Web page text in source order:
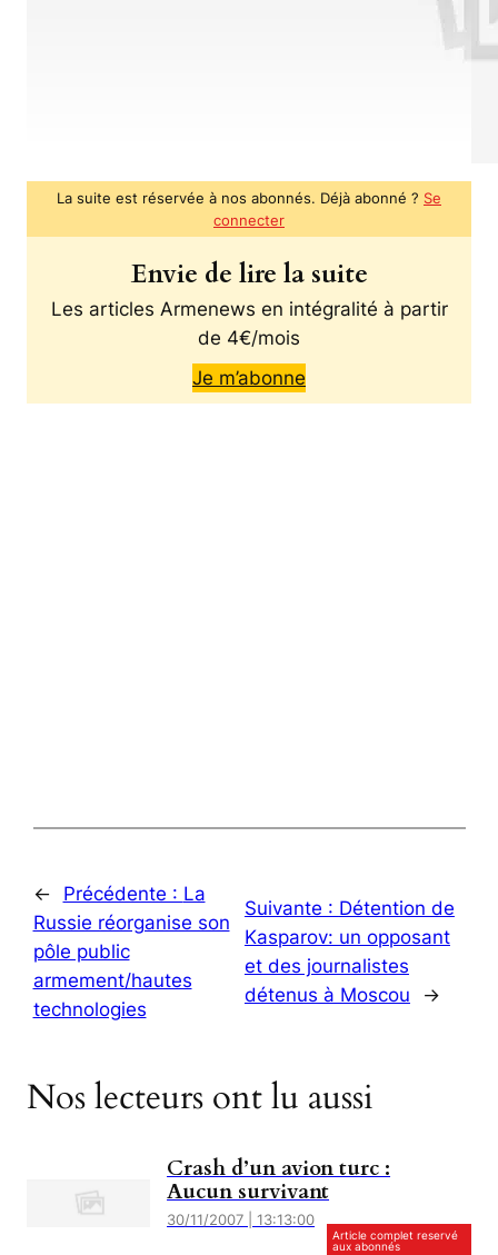
La suite est réservée à nos abonnés. Déjà abonné ? Se
connecter
Envie de lire la suite
Les articles Armenews en intégralité à partir
de 4€/mois
Je m’abonne
← Précédente : La
Russie réorganise son
pôle public
armement/hautes
technologies
Suivante : Détention de
Kasparov: un opposant
et des journalistes
détenus à Moscou
→
Nos lecteurs ont lu aussi
Crash d’un avion turc :
Aucun survivant
30/11/2007 | 13:13:00
Article complet reservé
aux abonnés